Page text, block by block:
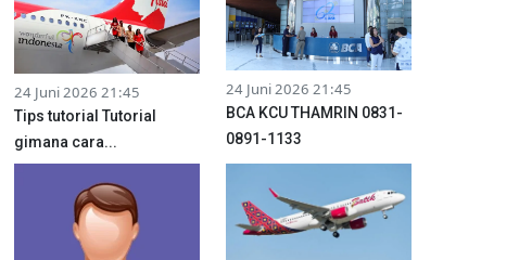
24 Juni 2026 21:45
Tips tutorial Tutorial
gimana cara...
24 Juni 2026 21:45
BCA KCU THAMRIN 0831-
0891-1133